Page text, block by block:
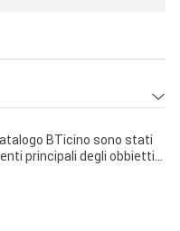
BTicino sono stati
principali degli obbiettivi
Tensione:
richiesto, anche